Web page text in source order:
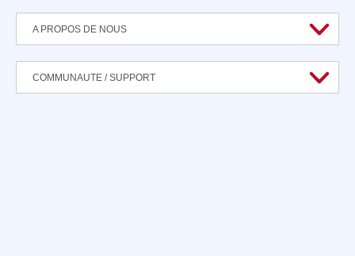
A PROPOS DE NOUS
COMMUNAUTE / SUPPORT